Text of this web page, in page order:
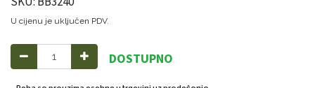
U cijenu je uključen PDV.
DOSTUPNO